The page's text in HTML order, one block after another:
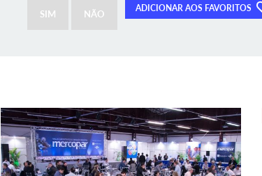
ADICIONAR AOS FAVORITOS
SIM NÃO